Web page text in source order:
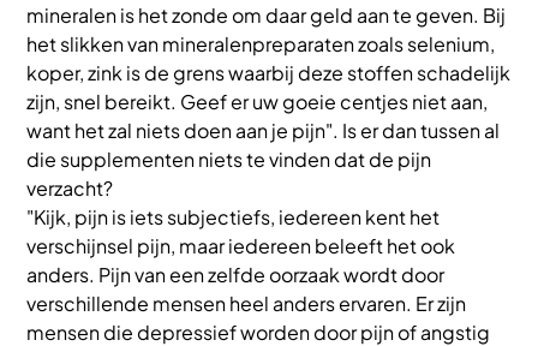
mineralen is het zonde om daar geld aan te geven. Bij
het slikken van mineralenpreparaten zoals selenium,
koper, zink is de grens waarbij deze stoffen schadelijk
zijn, snel bereikt. Geef er uw goeie centjes niet aan,
want het zal niets doen aan je pijn". Is er dan tussen al
die supplementen niets te vinden dat de pijn
verzacht?
"Kijk, pijn is iets subjectiefs, iedereen kent het
verschijnsel pijn, maar iedereen beleeft het ook
anders. Pijn van een zelfde oorzaak wordt door
verschillende mensen heel anders ervaren. Er zijn
mensen die depressief worden door pijn of angstig